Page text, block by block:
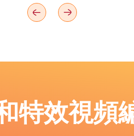
特效視頻